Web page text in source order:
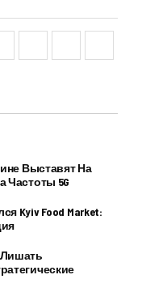
Выставят На
Частоты 5G
Kyiv Food Market: